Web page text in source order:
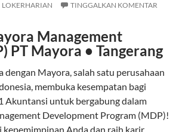
LOKERHARIAN TINGGALKAN KOMENTAR
Management
PT Mayora • Tangerang
Mayora, salah satu perusahaan
membuka kesempatan bagi
Akuntansi untuk bergabung dalam
Development Program (MDP)!
kepemimpinan Anda dan raih karir